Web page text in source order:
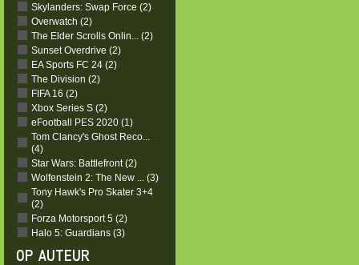
Skylanders: Swap Force (2)
Overwatch (2)
The Elder Scrolls Onlin... (2)
Sunset Overdrive (2)
EA Sports FC 24 (2)
The Division (2)
FIFA 16 (2)
Xbox Series S (2)
eFootball PES 2020 (1)
Tom Clancy's Ghost Reco...
(4)
Star Wars: Battlefront (2)
Wolfenstein 2: The New ... (3)
Tony Hawk's Pro Skater 3+4
(2)
Forza Motorsport 5 (2)
Halo 5: Guardians (3)
OP AUTEUR